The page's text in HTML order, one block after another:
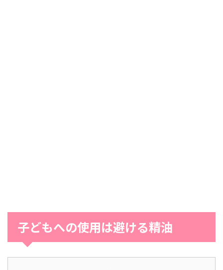
子どもへの使用は避ける精油